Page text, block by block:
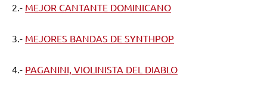
2.- MEJOR CANTANTE DOMINICANO
3.- MEJORES BANDAS DE SYNTHPOP
4.- PAGANINI, VIOLINISTA DEL DIABLO